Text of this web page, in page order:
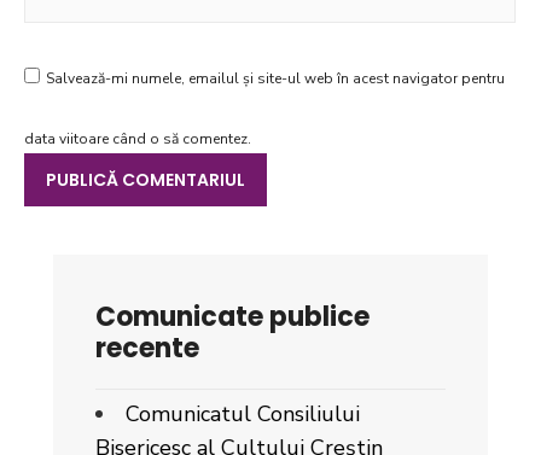
Salvează-mi numele, emailul și site-ul web în acest navigator pentru
data viitoare când o să comentez.
Comunicate publice
recente
Comunicatul Consiliului
Bisericesc al Cultului Creștin